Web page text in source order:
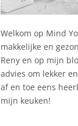
Welkom op Mind
makkelijke en
Reny en op mijn
advies om lekker
af en toe eens
mijn keuken!